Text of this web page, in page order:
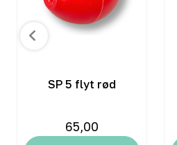
SP 5 flyt rød
65,00